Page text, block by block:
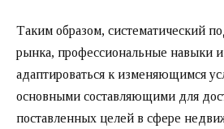
Таким образом, систематический
рынка, профессиональные навыки
адаптироваться к изменяющимся
основными составляющими для
поставленных целей в сфере